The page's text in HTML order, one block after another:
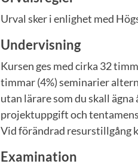
Urval sker i enlighet med
Undervisning
Kursen ges med cirka 32
timmar (4%) seminarier
utan lärare som du skall
projektuppgift och
Vid förändrad resurstillgång
Examination